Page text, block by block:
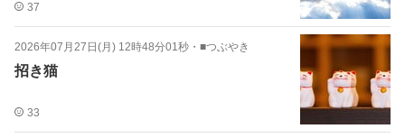
37
2026年07月27日(月) 12時48分01秒 ・ ■つぶやき
招き猫
33